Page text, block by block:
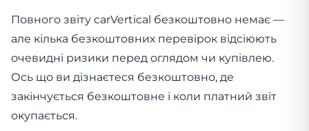
Повного звіту carVertical безкоштовно немає —
але кілька безкоштовних перевірок відсіюють
очевидні ризики перед оглядом чи купівлею.
Ось що ви дізнаєтеся безкоштовно, де
закінчується безкоштовне і коли платний звіт
окупається.